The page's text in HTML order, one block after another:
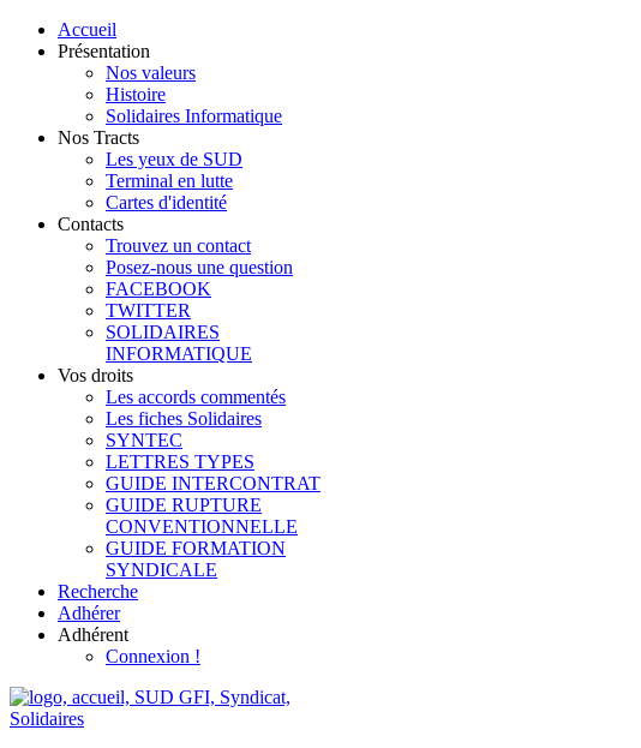
Accueil
Présentation
Nos valeurs
Histoire
Solidaires Informatique
Nos Tracts
Les yeux de SUD
Terminal en lutte
Cartes d'identité
Contacts
Trouvez un contact
Posez-nous une question
FACEBOOK
TWITTER
SOLIDAIRES
INFORMATIQUE
Vos droits
Les accords commentés
Les fiches Solidaires
SYNTEC
LETTRES TYPES
GUIDE INTERCONTRAT
GUIDE RUPTURE
CONVENTIONNELLE
GUIDE FORMATION
SYNDICALE
Recherche
Adhérer
Adhérent
Connexion !